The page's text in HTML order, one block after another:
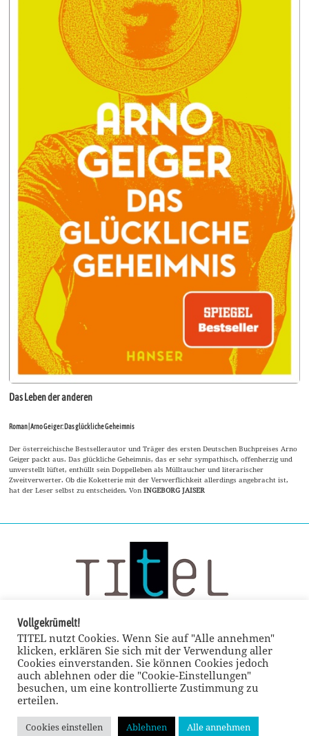
Das Leben der anderen
Roman | Arno Geiger: Das glückliche Geheimnis
Der österreichische Bestsellerautor und Träger des ersten Deutschen Buchpreises Arno
Geiger packt aus. Das glückliche Geheimnis, das er sehr sympathisch, offenherzig und
unverstellt lüftet, enthüllt sein Doppelleben als Mülltaucher und literarischer
Zweitverwerter. Ob die Koketterie mit der Verwerflichkeit allerdings angebracht ist,
hat der Leser selbst zu entscheiden. VonINGEBORG JAISER
© TITEL kulturmagazin 2022
Vollgekrümelt!
TITEL nutzt Cookies. Wenn Sie auf "Alle annehmen"
klicken, erklären Sie sich mit der Verwendung aller
Cookies einverstanden. Sie können Cookies jedoch
auch ablehnen oder die "Cookie-Einstellungen"
besuchen, um eine kontrollierte Zustimmung zu
erteilen.
Cookies einstellen Ablehnen Alle annehmen